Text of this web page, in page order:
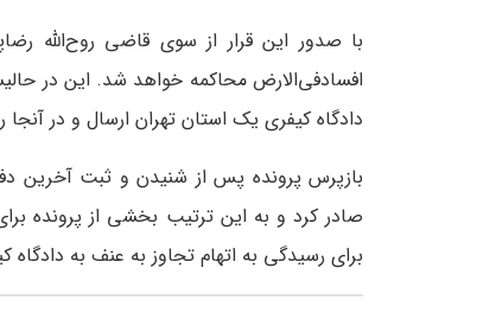
با صدور این قرار از سوی قاضی روح‌الله
افسادفی‌الارض محاکمه خواهد شد. این در
دادگاه کیفری یک استان تهران ارسال و در
بازپرس پرونده پس از شنیدن و ثبت آخرین
صادر کرد و به این ترتیب بخشی از پرونده
برای رسیدگی به اتهام تجاوز به عنف به